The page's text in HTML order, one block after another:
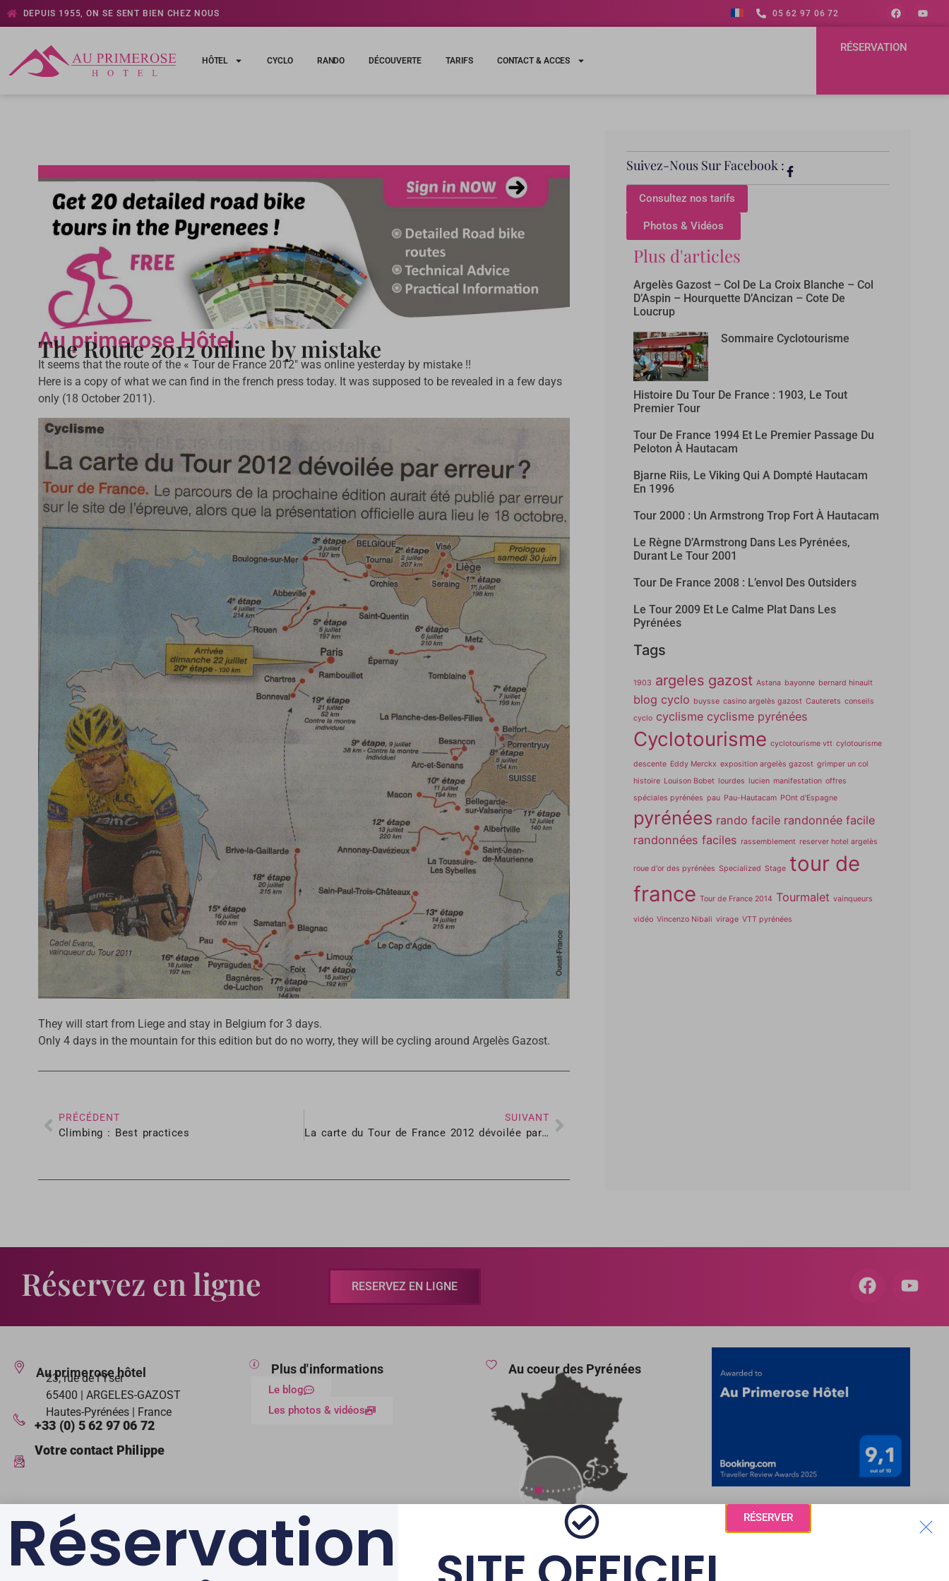
DEPUIS 1955, ON SE SENT BIEN CHEZ NOUS 05 62 97 06 72
HÔTEL CYCLO RANDO DÉCOUVERTE TARIFS CONTACT & ACCES
RÉSERVATION
Au primerose Hôtel
The Route 2012 online by mistake
It seems that the route of the « Tour de France 2012″ was online yesterday by mistake !!
Here is a copy of what we can find in the french press today. It was supposed to be revealed in a few days
only (18 October 2011).
They will start from Liege and stay in Belgium for 3 days.
Only 4 days in the mountain for this edition but do no worry, they will be cycling around Argelès Gazost.
PRÉCÉDENT
Climbing : Best practices
SUIVANT
La carte du Tour de France 2012 dévoilée par erreur ?
Suivez-Nous Sur Facebook :
Consultez nos tarifs
Photos & Vidéos
Plus d'articles
Argelès Gazost – Col De La Croix Blanche – Col
D’Aspin – Hourquette D’Ancizan – Cote De
Loucrup
Sommaire Cyclotourisme
Histoire Du Tour De France : 1903, Le Tout
Premier Tour
Tour De France 1994 Et Le Premier Passage Du
Peloton À Hautacam
Bjarne Riis, Le Viking Qui A Dompté Hautacam
En 1996
Tour 2000 : Un Armstrong Trop Fort À Hautacam
Le Règne D’Armstrong Dans Les Pyrénées,
Durant Le Tour 2001
Tour De France 2008 : L’envol Des Outsiders
Le Tour 2009 Et Le Calme Plat Dans Les
Pyrénées
Tags
1903 argeles gazost Astana bayonne bernard hinault
blog cyclo buysse casino argelès gazost Cauterets conseils
cyclo cyclisme cyclisme pyrénées
Cyclotourisme cyclotourisme vtt cylotourisme
descente Eddy Merckx exposition argelès gazost grimper un col
histoire Louison Bobet lourdes lucien manifestation offres
spéciales pyrénées pau Pau-Hautacam POnt d'Espagne
pyrénées rando facile randonnée facile
randonnées faciles rassemblement reserver hotel argelès
roue d'or des pyrénées Specialized Stage tour de
france Tour de France 2014 Tourmalet vainqueurs
vidéo Vincenzo Nibali virage VTT pyrénées
Réservez en ligne RESERVEZ EN LIGNE
Au primerose hôtel
23, rue de l’Yser
65400 | ARGELES-GAZOST
Hautes-Pyrénées | France
+33 (0) 5 62 97 06 72
Votre contact Philippe
Plus d'informations
Le blog
Les photos & vidéos
Au coeur des Pyrénées
AVEC LE SOUTIEN DE LA RÉGION
Réservation RÉSERVER